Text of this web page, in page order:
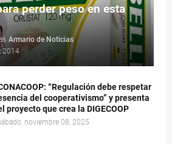
perder peso en esta
Armario de Noticias
2014
“Regulación debe respetar
del cooperativismo” y presenta
proyecto que crea la DIGECOOP
noviembre 08, 2025